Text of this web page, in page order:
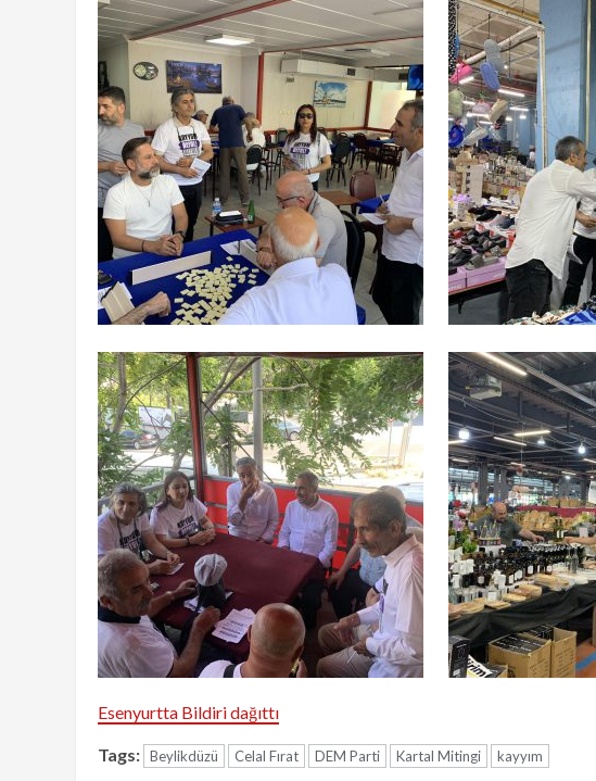
Esenyurtta Bildiri dağıttı
Tags: Beylikdüzü Celal Fırat DEM Parti Kartal Mitingi kayyım